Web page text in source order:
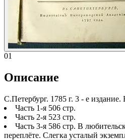
01
Описание
С.Петербург. 1785 г. 3 - е издание.
Часть 1-я 506 стр.
Часть 2-я 523 стр.
Часть 3-я 586 стр. В
переплёте. Слегка усталый